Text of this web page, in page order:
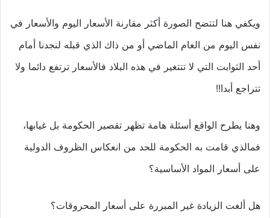
ويكفي هنا لتتضح الصورة أكثر مقارنة الأسعار اليوم والأسعار في
نفس اليوم من العام الماضي أو من ذاك الذي قبله لنجدنا أمام
أحد الثوابت التي لا تتتغير في هذه البلاد فالأسعار ترتفع دائما ولا
تتراجع أبدا!!
وهنا يطرح الواقع أسئلة هامة تظهر تقصير الحكومة بل غيابها،
فمالذي قامت به الحكومة للحد من انعكاس الظروف الدولية
على أسعار المواد الأساسية؟
هل ألغت الزيادة غير المبررة على أسعار المحروقات؟